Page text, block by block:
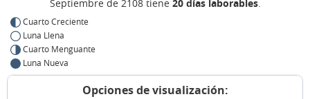
Septiembre de 2108 tiene 20 días laborables.
Cuarto Creciente
Luna Llena
Cuarto Menguante
Luna Nueva
Opciones de visualización: